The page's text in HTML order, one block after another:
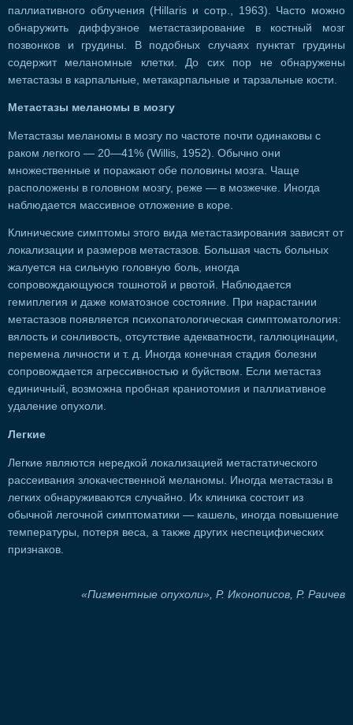
паллиативного облучения (Hillaris и сотр., 1963). Часто можно
обнаружить диффузное метастазирование в костный мозг
позвонков и грудины. В подобных случаях пунктат грудины
содержит меланомные клетки. До сих пор не обнаружены
метастазы в карпальные, метакарпальные и тарзальные кости.
Метастазы меланомы в мозгу
Метастазы меланомы в мозгу по частоте почти одинаковы с
раком легкого — 20—41% (Willis, 1952). Обычно они
множественные и поражают обе половины мозга. Чаще
расположены в головном мозгу, реже — в мозжечке. Иногда
наблюдается массивное отложение в коре.
Клинические симптомы этого вида метастазирования зависят от
локализации и размеров метастазов. Большая часть больных
жалуется на сильную головную боль, иногда
сопровождающуюся тошнотой и рвотой. Наблюдается
гемиплегия и даже коматозное состояние. При нарастании
метастазов появляется психопатологическая симптоматология:
вялость и сонливость, отсутствие адекватности, галлюцинации,
перемена личности и т. д. Иногда конечная стадия болезни
сопровождается агрессивностью и буйством. Если метастаз
единичный, возможна пробная краниотомия и паллиативное
удаление опухоли.
Легкие
Легкие являются нередкой локализацией метастатического
рассеивания злокачественной меланомы. Иногда метастазы в
легких обнаруживаются случайно. Их клиника состоит из
обычной легочной симптоматики — кашель, иногда повышение
температуры, потеря веса, а также других неспецифических
признаков.
«Пигментные опухоли», Р. Иконописов, Р. Раичев